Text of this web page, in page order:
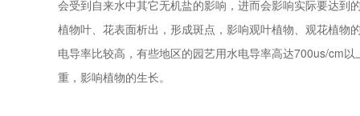
会受到自来水中其它无机盐的影响，进而会影响实际要达
植物叶、花表面析出，形成斑点，影响观叶植物、观花植
电导率比较高，有些地区的园艺用水电导率高达700us/cm
重，影响植物的生长。